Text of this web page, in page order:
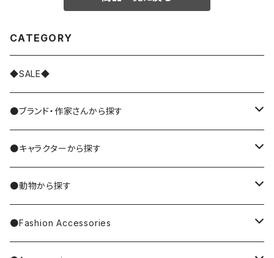
CATEGORY
◆SALE◆
●ブランド・作家さんから探す
MIYUKI MATSUO/松尾ミユキ
Nathalie Lete
Miyagi Chika/みやぎちか
●キャラクターから探す
Krtek／もぐらのクルテク
PUPPET SUNSUN／パペットスンスン
●動物から探す
cat／猫
●Fashion Accessories